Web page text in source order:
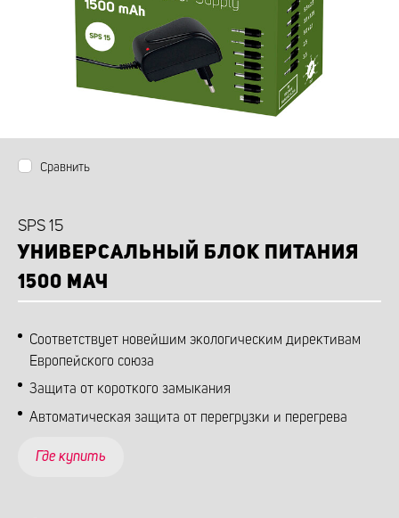
Сравнить
SPS 15
УНИВЕРСАЛЬНЫЙ БЛОК ПИТАНИЯ
1500 МАЧ
Соответствует новейшим экологическим директивам
Европейского союза
Защита от короткого замыкания
Автоматическая защита от перегрузки и перегрева
Где купить